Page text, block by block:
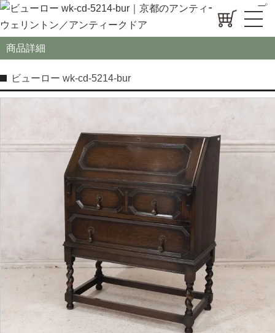
商品詳細
ビューロー wk-cd-5214-bur